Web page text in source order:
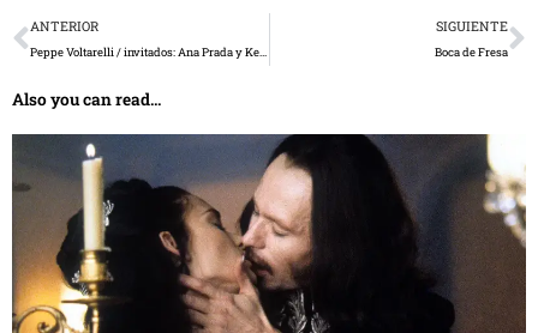
Prev
ANTERIOR
Peppe Voltarelli / invitados: Ana Prada y Kevin Johansen
SIGUIENTE
Boca de Fresa
Also you can read...